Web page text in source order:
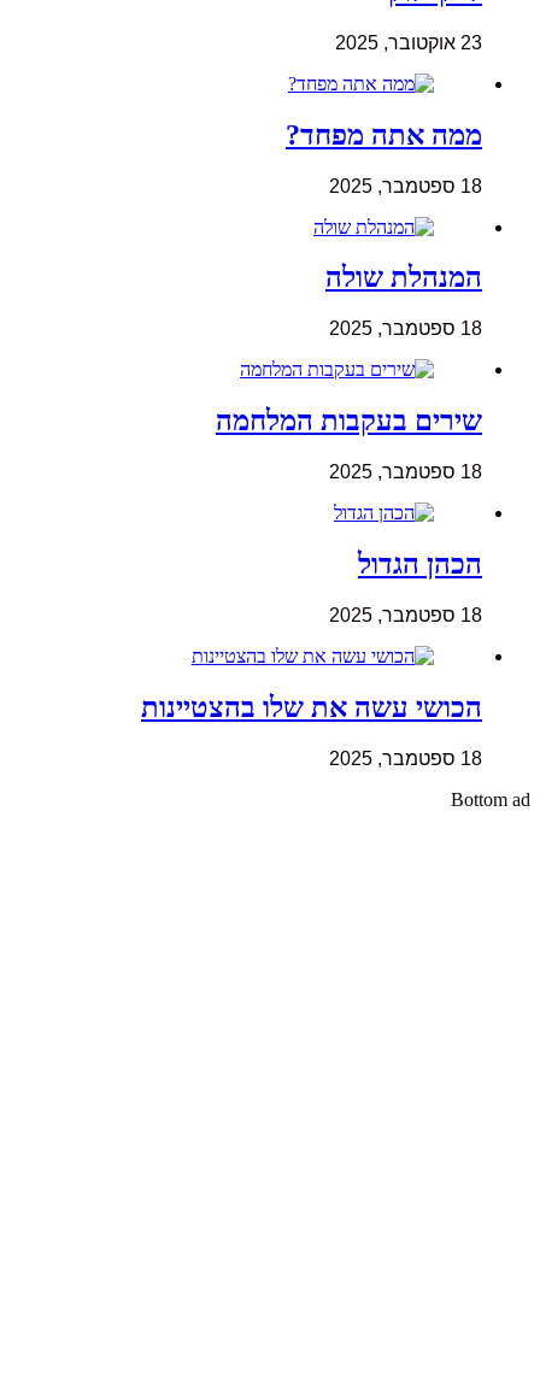
23 אוקטובר, 2025
ממה אתה מפחד?
18 ספטמבר, 2025
המנהלת שולה
18 ספטמבר, 2025
שירים בעקבות המלחמה
18 ספטמבר, 2025
הכהן הגדול
18 ספטמבר, 2025
הכושי עשה את שלו בהצטיינות
18 ספטמבר, 2025
Bottom ad